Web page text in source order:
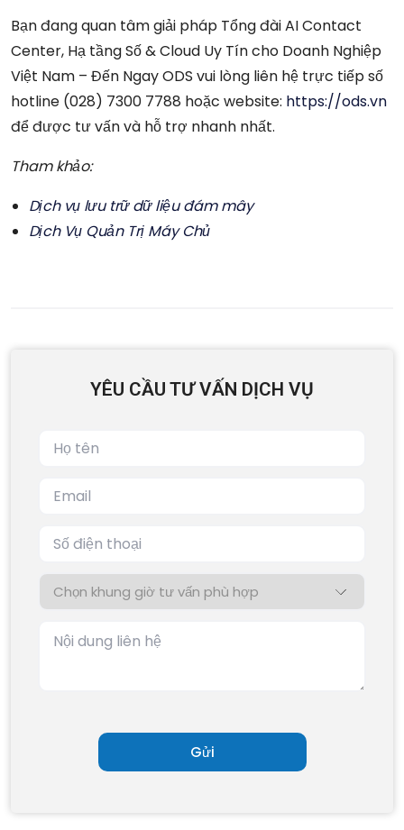
Bạn đang quan tâm giải pháp Tổng đài AI Contact
Center, Hạ tầng Số & Cloud Uy Tín cho Doanh Nghiệp
Việt Nam – Đến Ngay ODS vui lòng liên hệ trực tiếp số
hotline (028) 7300 7788 hoặc website: https://ods.vn
để được tư vấn và hỗ trợ nhanh nhất.
Tham khảo:
Dịch vụ lưu trữ dữ liệu đám mây
Dịch Vụ Quản Trị Máy Chủ
YÊU CẦU TƯ VẤN DỊCH VỤ